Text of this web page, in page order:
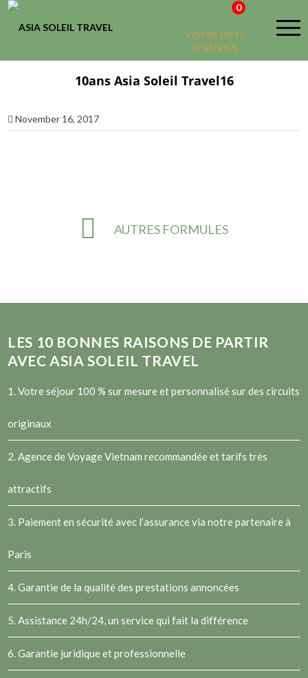
VOTRE LISTE
D'ENVIES
0
10ans Asia Soleil Travel16
November 16, 2017
AUTRES FORMULES
LES 10 BONNES RAISONS DE PARTIR
AVEC ASIA SOLEIL TRAVEL
1. Votre séjour 100 % sur mesure et personnalisé sur des circuits
originaux
2.Agence de Voyage Vietnam recommandée et tarifs très
attractifs
3. Paiement en sécurité avec l’assurance via notre partenaire à
Paris
4. Garantie de la qualité des prestations annoncées
5. Assistance 24h/24, un service qui fait la différence
6. Garantie juridique et professionnelle